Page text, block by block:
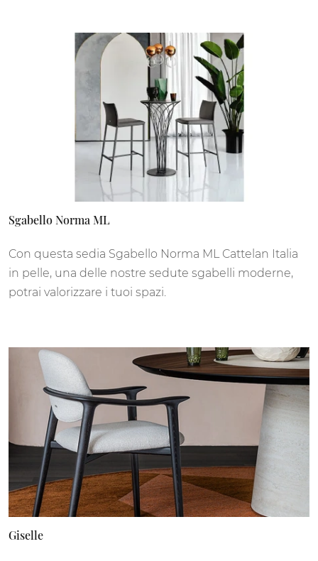
Sgabello Norma ML
Con questa sedia Sgabello Norma ML Cattelan Italia
in pelle, una delle nostre sedute sgabelli moderne,
potrai valorizzare i tuoi spazi.
Giselle